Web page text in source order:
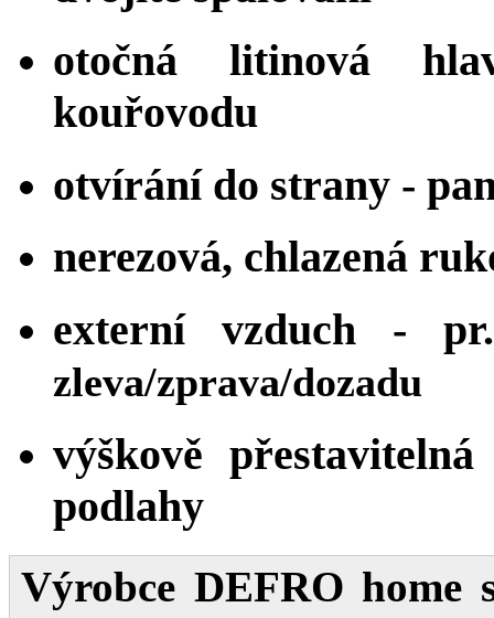
otočná litinová
kouřovodu
otvírání do strany -
nerezová, chlazená
externí vzduch -
zleva/zprava/dozadu
výškově
podlahy
Výrobce DEFRO home